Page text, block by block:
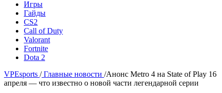
Игры
Гайды
CS2
Call of Duty
Valorant
Fortnite
Dota 2
VPEsports / Главные новости /Анонс Metro 4 на State of Play 16
апреля — что известно о новой части легендарной серии